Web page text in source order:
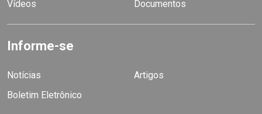
Vídeos Documentos
Informe-se
Notícias
Artigos
Boletim Eletrônico